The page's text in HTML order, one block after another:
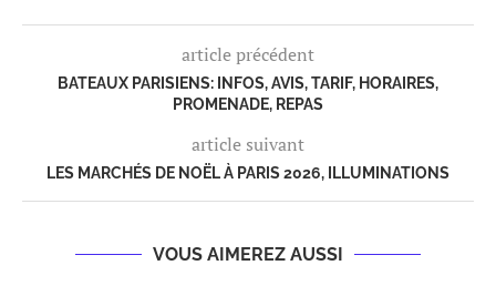
article précédent
BATEAUX PARISIENS: INFOS, AVIS, TARIF, HORAIRES,
PROMENADE, REPAS
article suivant
LES MARCHÉS DE NOËL À PARIS 2026, ILLUMINATIONS
VOUS AIMEREZ AUSSI